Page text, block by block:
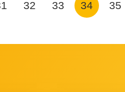
32 33 34 35